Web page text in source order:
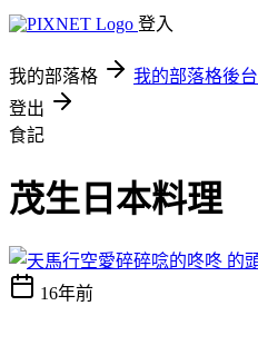
登入
我的部落格 我的部落格後台
登出
食記
茂生日本料理
16年前